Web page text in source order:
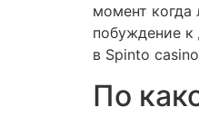
момент когда
побуждение к
в Spinto
По